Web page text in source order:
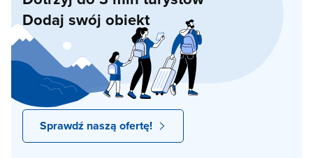
Dodaj swój obiekt
Sprawdź naszą ofertę!